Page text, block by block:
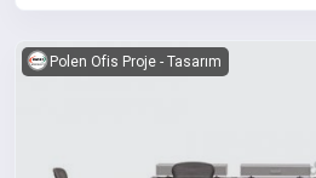
Polen Ofis Proje - Tasarım